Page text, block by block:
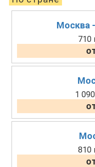
Москва
710
1
810